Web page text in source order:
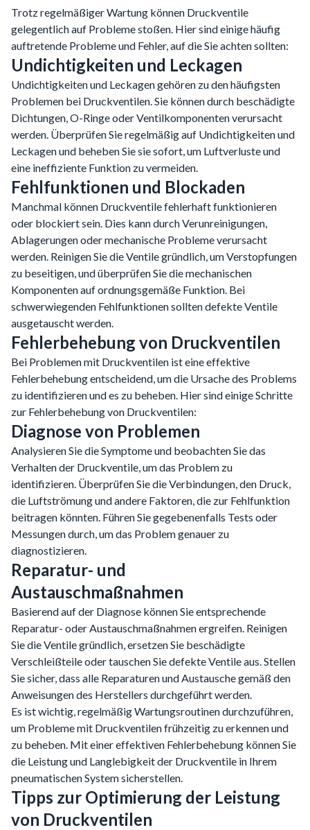
Trotz regelmäßiger Wartung können Druckventile
gelegentlich auf Probleme stoßen. Hier sind einige häufig
auftretende Probleme und Fehler, auf die Sie achten sollten:
Undichtigkeiten und Leckagen
Undichtigkeiten und Leckagen gehören zu den häufigsten
Problemen bei Druckventilen. Sie können durch beschädigte
Dichtungen, O-Ringe oder Ventilkomponenten verursacht
werden. Überprüfen Sie regelmäßig auf Undichtigkeiten und
Leckagen und beheben Sie sie sofort, um Luftverluste und
eine ineffiziente Funktion zu vermeiden.
Fehlfunktionen und Blockaden
Manchmal können Druckventile fehlerhaft funktionieren
oder blockiert sein. Dies kann durch Verunreinigungen,
Ablagerungen oder mechanische Probleme verursacht
werden. Reinigen Sie die Ventile gründlich, um Verstopfungen
zu beseitigen, und überprüfen Sie die mechanischen
Komponenten auf ordnungsgemäße Funktion. Bei
schwerwiegenden Fehlfunktionen sollten defekte Ventile
ausgetauscht werden.
Fehlerbehebung von Druckventilen
Bei Problemen mit Druckventilen ist eine effektive
Fehlerbehebung entscheidend, um die Ursache des Problems
zu identifizieren und es zu beheben. Hier sind einige Schritte
zur Fehlerbehebung von Druckventilen:
Diagnose von Problemen
Analysieren Sie die Symptome und beobachten Sie das
Verhalten der Druckventile, um das Problem zu
identifizieren. Überprüfen Sie die Verbindungen, den Druck,
die Luftströmung und andere Faktoren, die zur Fehlfunktion
beitragen könnten. Führen Sie gegebenenfalls Tests oder
Messungen durch, um das Problem genauer zu
diagnostizieren.
Reparatur- und
Austauschmaßnahmen
Basierend auf der Diagnose können Sie entsprechende
Reparatur- oder Austauschmaßnahmen ergreifen. Reinigen
Sie die Ventile gründlich, ersetzen Sie beschädigte
Verschleißteile oder tauschen Sie defekte Ventile aus. Stellen
Sie sicher, dass alle Reparaturen und Austausche gemäß den
Anweisungen des Herstellers durchgeführt werden.
Es ist wichtig, regelmäßig Wartungsroutinen durchzuführen,
um Probleme mit Druckventilen frühzeitig zu erkennen und
zu beheben. Mit einer effektiven Fehlerbehebung können Sie
die Leistung und Langlebigkeit der Druckventile in Ihrem
pneumatischen System sicherstellen.
Tipps zur Optimierung der Leistung
von Druckventilen